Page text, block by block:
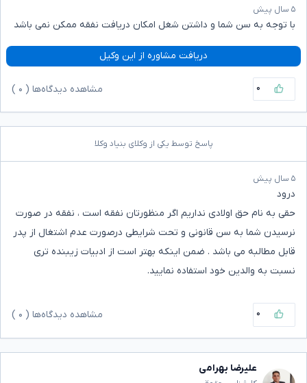
۵ سال پیش
با توجه به سن شما و داشتن شغل امکان دریافت نفقه ممکن نمی باشد
دریافت مشاوره از این وکیل
۰ مشاهده دیدگاه‌ها ( ۰
پاسخ توسط یکی از وکلای بنیاد وکلا
۵ سال پیش
درود
حقی به نام حق اولادی نداریم اگر منظورتان نفقه است ، نفقه در صورت
نرسیدن شما به سن قانونی و تحت شرایطی درصورت عدم اشتغال از پدر
قابل مطالبه می باشد . ضمن اینکه بهتر است از ادبیات زیبنده تری
نسبت به والدین خود استفاده نمایید.
۰ مشاهده دیدگاه‌ها ( ۰
علیرضا بهرامی